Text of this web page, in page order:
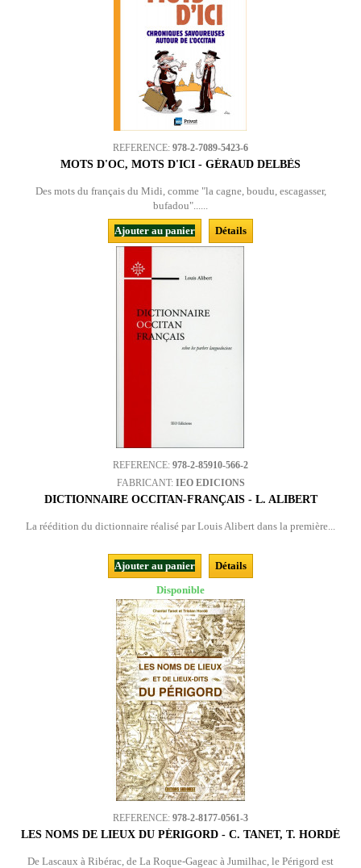
REFERENCE: 978-2-7089-5423-6
MOTS D'OC, MOTS D'ICI - GÉRAUD DELBÈS
Des mots du français du Midi, comme "la cagne, boudu, escagasser,
bufadou"......
Ajouter au panier Détails
REFERENCE: 978-2-85910-566-2
FABRICANT: IEO EDICIONS
DICTIONNAIRE OCCITAN-FRANÇAIS - L. ALIBERT
La réédition du dictionnaire réalisé par Louis Alibert dans la première...
Ajouter au panier
Détails
Disponible
REFERENCE: 978-2-8177-0561-3
LES NOMS DE LIEUX DU PÉRIGORD - C. TANET, T. HORDÉ
De Lascaux à Ribérac, de La Roque-Gageac à Jumilhac, le Périgord est